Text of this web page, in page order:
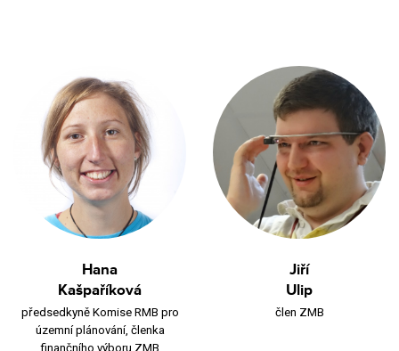
Hana
Kašpaříková
předsedkyně Komise RMB pro
územní plánování, členka
finančního výboru ZMB
Jiří
Ulip
člen ZMB